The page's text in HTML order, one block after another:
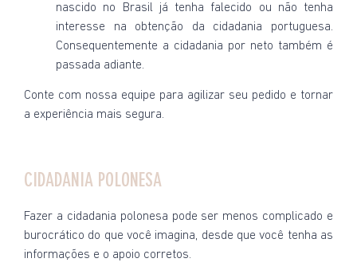
nascido no Brasil já tenha falecido ou não tenha
interesse na obtenção da cidadania portuguesa.
Consequentemente a cidadania por neto também é
passada adiante.
Conte com nossa equipe para agilizar seu pedido e tornar
a experiência mais segura.
CIDADANIA POLONESA
Fazer a cidadania polonesa pode ser menos complicado e
burocrático do que você imagina, desde que você tenha as
informações e o apoio corretos.